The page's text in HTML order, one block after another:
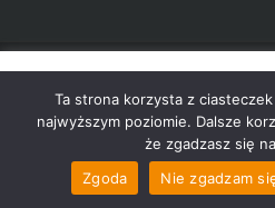
Advisory Group TEST
2025
używania. Korzystając ze strony
cookies, zgodnie z aktualnymi
Dowiedz się więcej
Ta strona korzysta z
najwyższym poziomie. Dalsze
że zgadzasz się
Zgoda
Nie zgadzam